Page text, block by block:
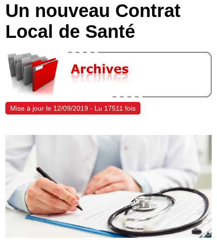
Economie
Services
Contacts
Un nouveau Contrat
Local de Santé
Mise à jour le 12/09/2019 - Lu 17511 fois